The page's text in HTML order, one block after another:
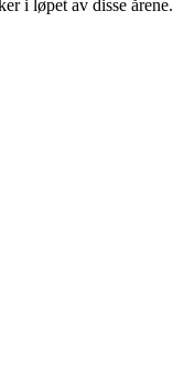
i løpet av disse årene.